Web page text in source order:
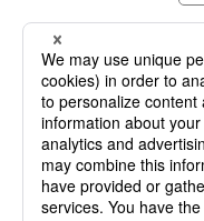
〒102-0093 東京都千
TEL：03-3263-3959
麹町店
〒102-
13 8F［
TEL：
3116